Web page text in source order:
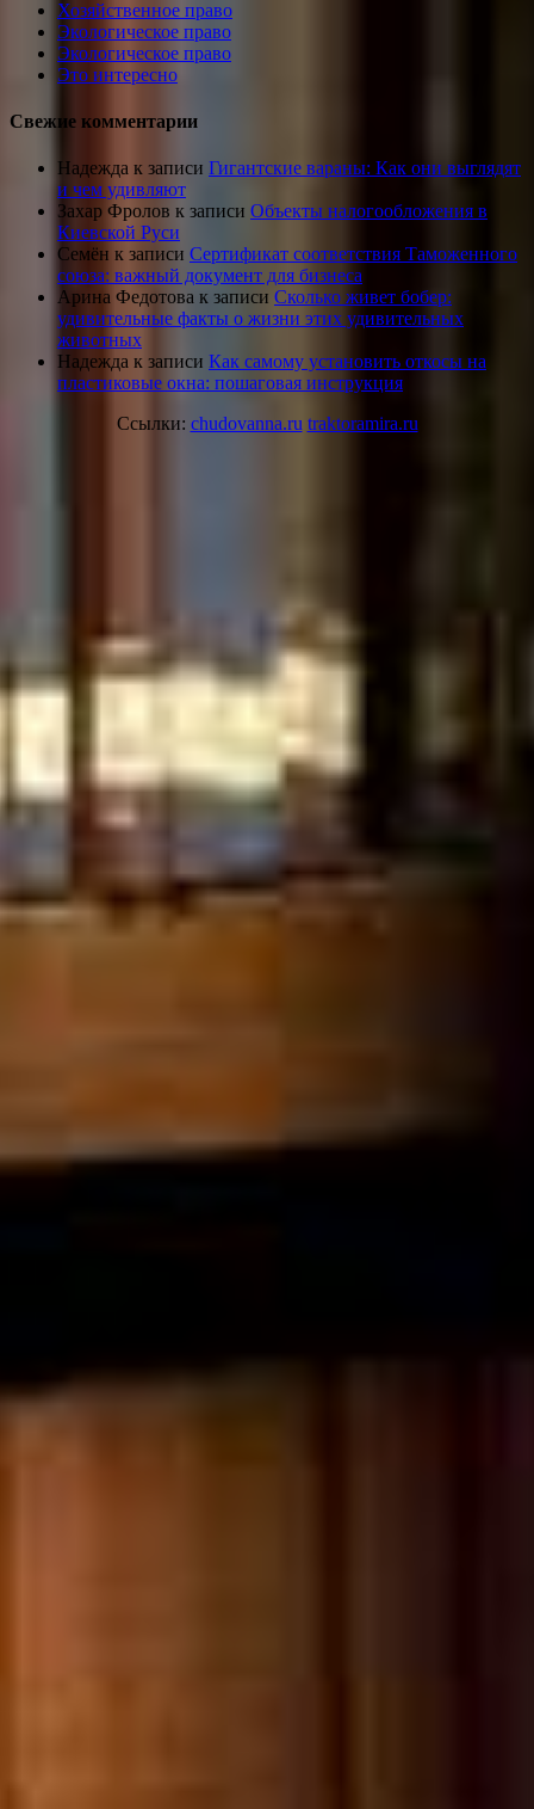
Хозяйственное право
Экологическое право
Экологическое право
Это интересно
Свежие комментарии
Надежда к записи Гигантские вараны: Как они выглядят
и чем удивляют
Захар Фролов к записи Объекты налогообложения в
Киевской Руси
Семён к записи Сертификат соответствия Таможенного
союза: важный документ для бизнеса
Арина Федотова к записи Сколько живет бобер:
удивительные факты о жизни этих удивительных
животных
Надежда к записи Как самому установить откосы на
пластиковые окна: пошаговая инструкция
Ссылки: chudovanna.ru traktoramira.ru